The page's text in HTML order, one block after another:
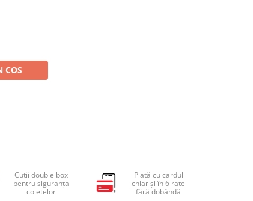
COS
Cutii double box
pentru siguranța
coletelor
Plată cu cardul
chiar și în 6 rate
fără dobândă